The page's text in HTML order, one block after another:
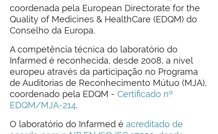
coordenada pela European Directorate for the
Quality of Medicines & HealthCare (EDQM) do
Conselho da Europa.
A competência técnica do laboratório do
Infarmed é reconhecida, desde 2008, a nível
europeu através da participação no Programa
de Auditorias de Reconhecimento Mútuo (MJA),
coordenado pela EDQM - Certificado nº
EDQM/MJA-214.
O laboratório do Infarmed é acreditado de